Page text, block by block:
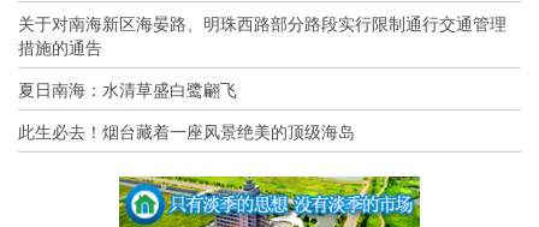
关于对南海新区海晏路、明珠西路部分路段实行限制通行交通管理
措施的通告
夏日南海：水清草盛白鹭翩飞
此生必去！烟台藏着一座风景绝美的顶级海岛